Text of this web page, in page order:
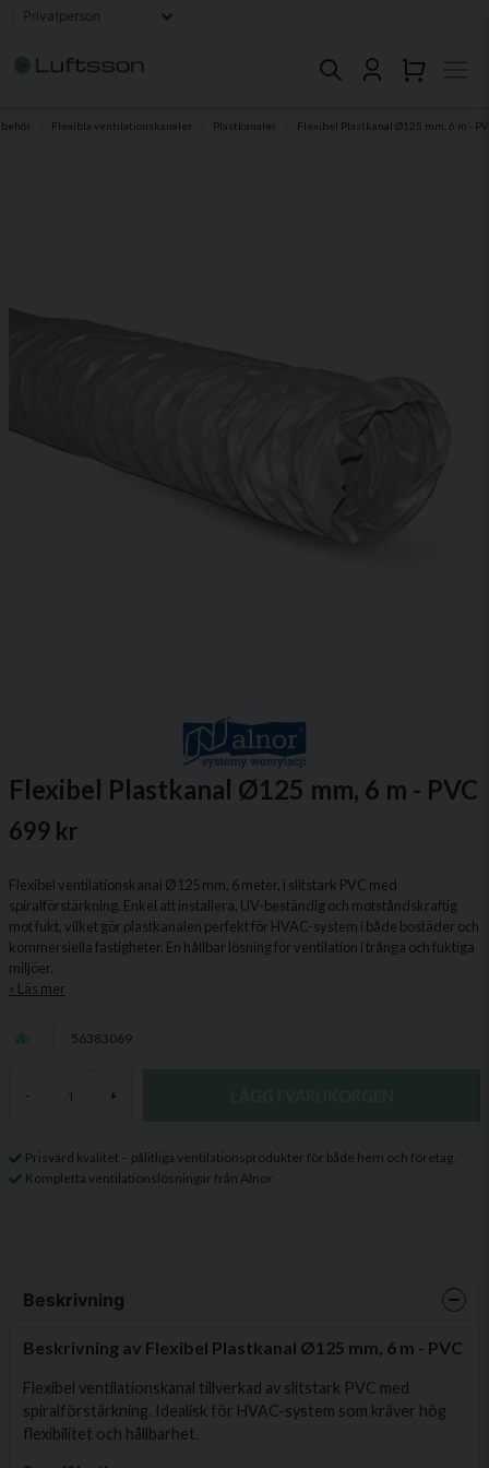
Flexibla ventilationskanaler Plastkanaler Flexibel Plastkanal Ø125 mm, 6 m -
Flexibel Plastkanal Ø125 mm, 6 m - PVC
699 kr
Flexibel ventilationskanal Ø125 mm, 6 meter, i slitstark PVC med
spiralförstärkning. Enkel att installera, UV-beständig och motståndskraftig
mot fukt, vilket gör plastkanalen perfekt för HVAC-system i både bostäder och
kommersiella fastigheter. En hållbar lösning för ventilation i trånga och fuktiga
miljöer.
Läs mer
56383069
- +
Prisvärd kvalitet – pålitliga ventilationsprodukter för både hem och företag.
Kompletta ventilationslösningar från Alnor
Beskrivning
Beskrivning av Flexibel Plastkanal Ø125 mm, 6 m - PVC
Flexibel ventilationskanal tillverkad av slitstark PVC med
spiralförstärkning. Idealisk för HVAC-system som kräver hög
flexibilitet och hållbarhet.